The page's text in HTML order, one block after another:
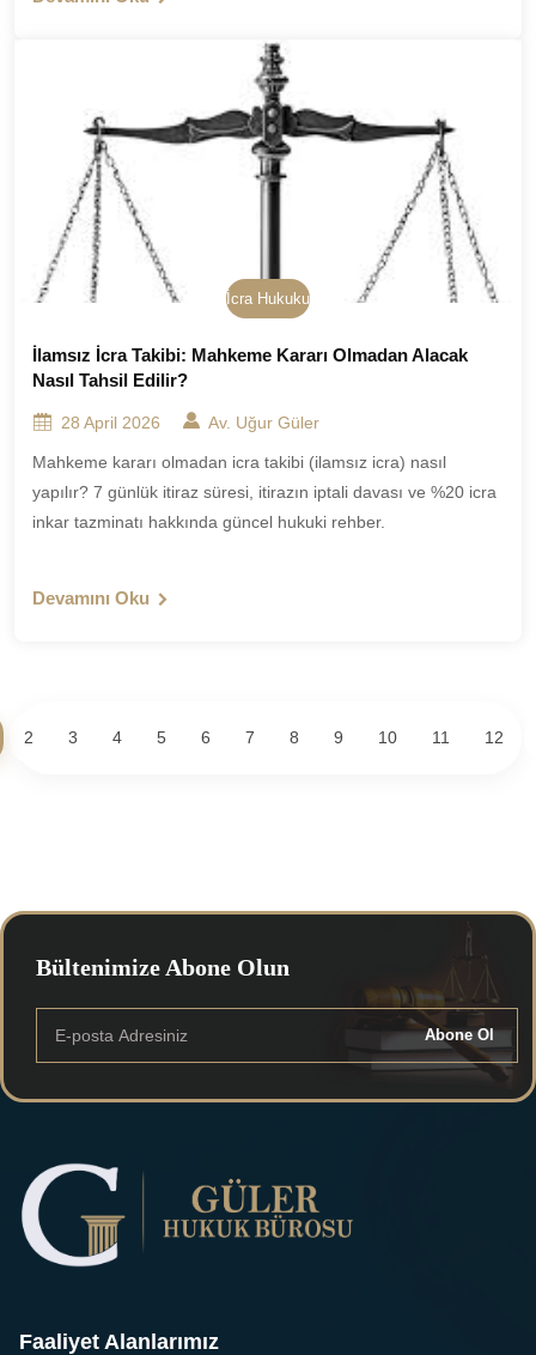
İcra Hukuku
İlamsız İcra Takibi: Mahkeme Kararı Olmadan Alacak
Nasıl Tahsil Edilir?
28 April 2026 Av. Uğur Güler
Mahkeme kararı olmadan icra takibi (ilamsız icra) nasıl
yapılır? 7 günlük itiraz süresi, itirazın iptali davası ve %20 icra
inkar tazminatı hakkında güncel hukuki rehber.
Devamını Oku
2 3 4 5 6 7 8 9 10 11 12
Bültenimize Abone Olun
Abone Ol
Faaliyet Alanlarımız